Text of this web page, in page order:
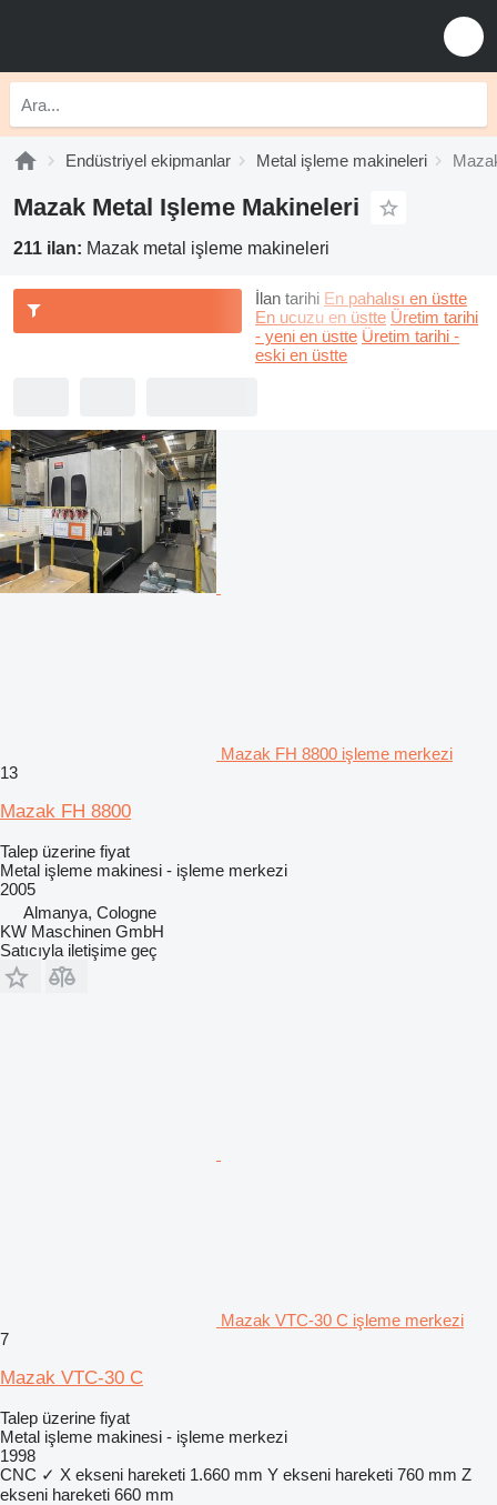
Endüstriyel ekipmanlar Metal işleme makineleri
Mazak Metal Işleme Makineleri
211 ilan: Mazak metal işleme makineleri
İlan tarihi En pahalısı en üstte
En ucuzu en üstte Üretim tarihi
- yeni en üstte Üretim tarihi -
eski en üstte
Mazak FH 8800 işleme merkezi
13
Mazak FH 8800
Talep üzerine fiyat
Metal işleme makinesi - işleme merkezi
2005
Almanya, Cologne
KW Maschinen GmbH
Satıcıyla iletişime geç
Mazak VTC-30 C işleme merkezi
7
Mazak VTC-30 C
Talep üzerine fiyat
Metal işleme makinesi - işleme merkezi
1998
CNC ✓ X ekseni hareketi 1.660 mm Y ekseni hareketi 760 mm Z
ekseni hareketi 660 mm